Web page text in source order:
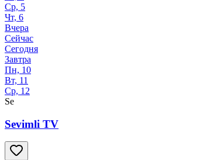
Ср, 5
Чт, 6
Вчера
Сейчас
Сегодня
Завтра
Пн, 10
Вт, 11
Ср, 12
Se
Sevimli TV